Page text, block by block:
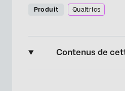
Produit Qualtrics
Contenus de